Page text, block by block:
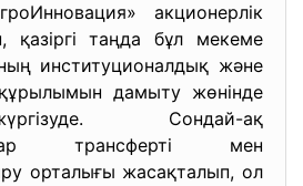
акционерлік
қазіргі таңда бұл мекеме
институционалдық және
дамыту жөнінде
Сондай-ақ
трансферті мен
орталығы жасақталып, ол